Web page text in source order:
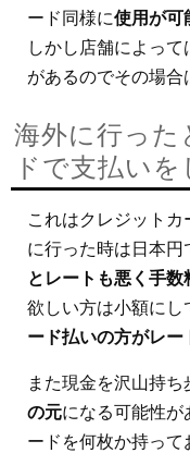
ード同様に使用が可
しかし店舗によって
があるのでその場合
海外に行った
ドで支払い
これはクレジット
に行った時は日本
とレートも悪く手数
欲しい方は小額にし
ード払いの方がレー
また現金を沢山持ち
の元になる可能性が
ードを何枚か持って